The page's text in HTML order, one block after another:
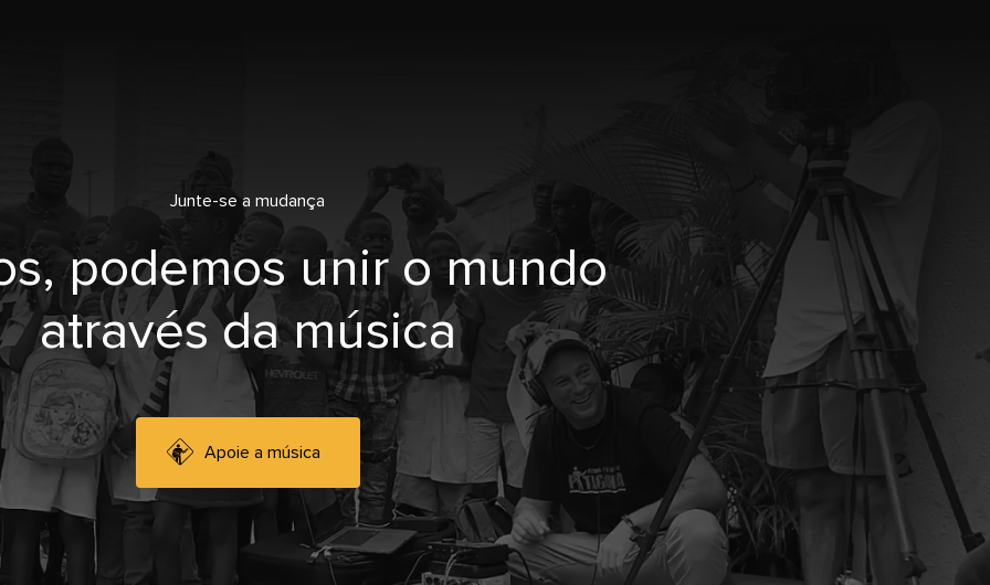
Junte-se a mudança
podemos unir o mundo
através da música
Apoie a música